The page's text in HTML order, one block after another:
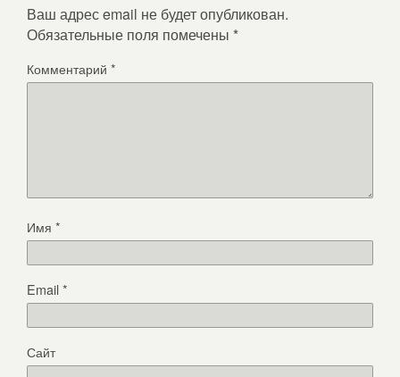
Ваш адрес email не будет опубликован.
Обязательные поля помечены *
Комментарий *
Имя *
Email*
Сайт